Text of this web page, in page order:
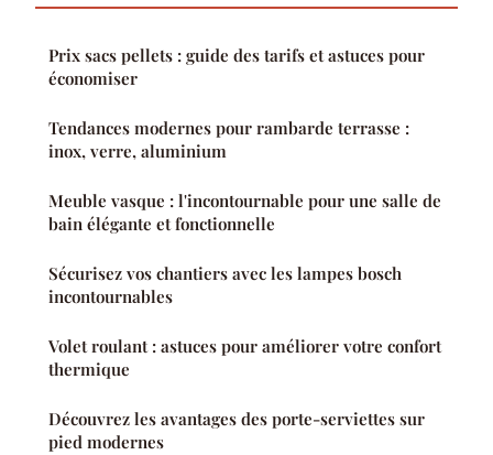
Prix sacs pellets : guide des tarifs et astuces pour
économiser
Tendances modernes pour rambarde terrasse :
inox, verre, aluminium
Meuble vasque : l'incontournable pour une salle de
bain élégante et fonctionnelle
Sécurisez vos chantiers avec les lampes bosch
incontournables
Volet roulant : astuces pour améliorer votre confort
thermique
Découvrez les avantages des porte-serviettes sur
pied modernes